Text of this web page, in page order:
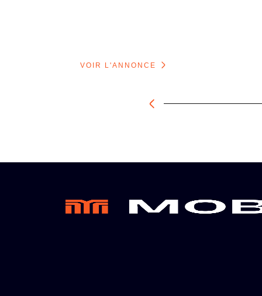
VOIR L'ANNONCE